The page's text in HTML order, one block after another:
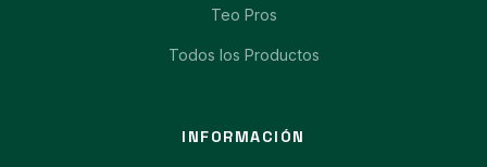
Teo Pros
Todos los Productos
INFORMACIÓN